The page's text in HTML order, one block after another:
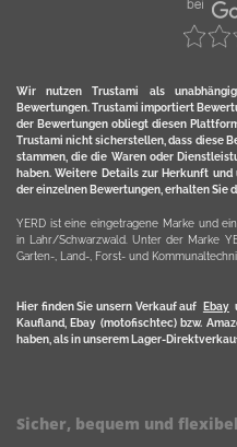
Wir nutzen Trustami als
Bewertungen. Trustami importiert
der Bewertungen obliegt diesen
Trustami nicht sicherstellen, dass diese
stammen, die die Waren oder
haben. Weitere Details zur Herkunft
der einzelnen Bewertungen, erhalten Sie
YERD ist eine eingetragene Marke und
in Lahr/Schwarzwald. Unter der Marke
Garten-, Land-, Forst- und
Hier finden Sie unsern Verkauf auf Ebay
Kaufland, Ebay (motofischtec) bzw.
haben, als in unserem Lager-
Sicher, bequem und